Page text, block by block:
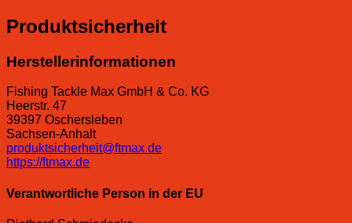
Produktsicherheit
Herstellerinformationen
Fishing Tackle Max GmbH & Co. KG
Heerstr. 47
39397 Oschersleben
Sachsen-Anhalt
produktsicherheit@ftmax.de
https://ftmax.de
Verantwortliche Person in der EU